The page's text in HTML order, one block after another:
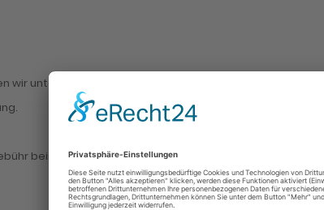
wir unter freiem Himmel! Highlight: Ab 18:00 Uhr
beinhaltet alle Materialien sowie die Verpflegung vor